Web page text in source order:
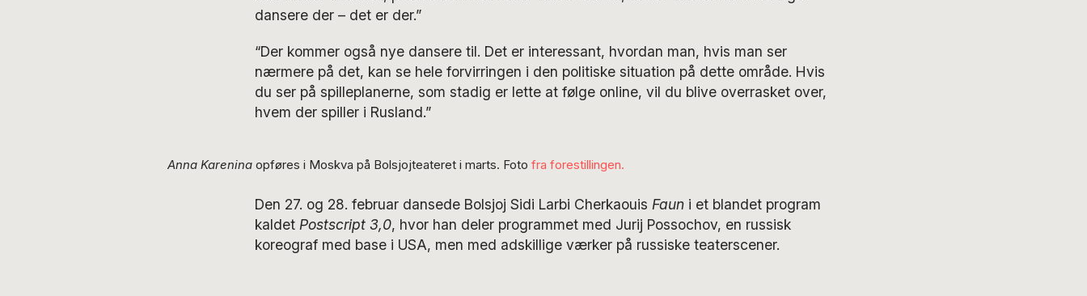
dansere der – det er der.”
“Der kommer også nye dansere til. Det er interessant, hvordan man, hvis man ser
nærmere på det, kan se hele forvirringen i den politiske situation på dette område. Hvis
du ser på spilleplanerne, som stadig er lette at følge online, vil du blive overrasket over,
hvem der spiller i Rusland.”
Anna Karenina opføres i Moskva på Bolsjojteateret i marts. Fotofra forestillingen.
Den 27. og 28. februar dansede Bolsjoj Sidi Larbi Cherkaouis Fauni et blandet program
kaldet Postscript 3,0, hvor han deler programmet med Jurij Possochov, en russisk
koreograf med base i USA, men med adskillige værker på russiske teaterscener.